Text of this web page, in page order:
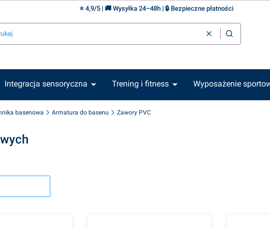
⭐ 4,9/5 | 🚚 Wysyłka 24–48h | 🔒 Bezpieczne płatności
WyczyśćSzukaj
Integracja sensoryczna Trening i fitness Wyposażenie
basenowa Armatura do basenu Zawory PVC